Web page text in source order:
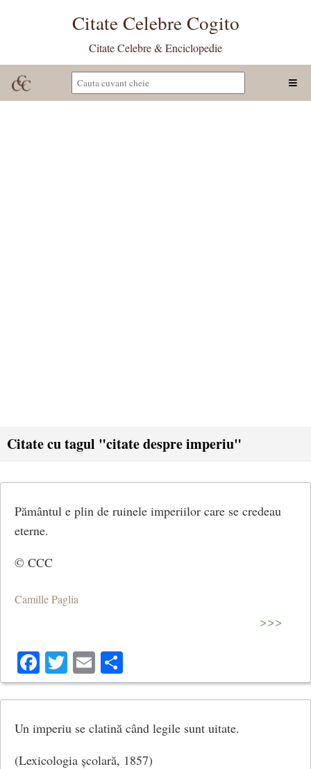
Citate Celebre Cogito
Citate Celebre & Enciclopedie
Citate cu tagul "citate despre imperiu"
Pământul e plin de ruinele imperiilor care se credeau
eterne.
© CCC
Camille Paglia
>>>
Facebook
Twitter
Email
Un imperiu se clatină când legile sunt uitate.
(Lexicologia școlară, 1857)